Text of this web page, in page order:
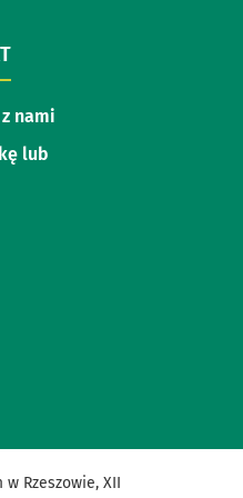
nami
lub
Rzeszowie, XII